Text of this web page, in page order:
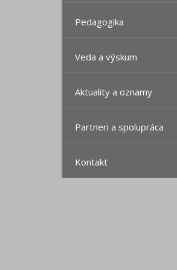
Pedagogika
Veda a výskum
Aktuality a oznamy
Partneri a spolupráca
Kontakt